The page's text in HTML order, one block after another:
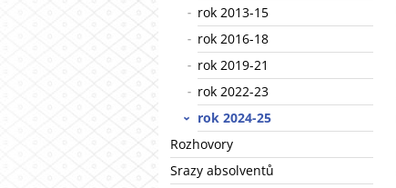
rok 2013-15
rok 2016-18
rok 2019-21
rok 2022-23
rok 2024-25
Rozhovory
Srazy absolventů